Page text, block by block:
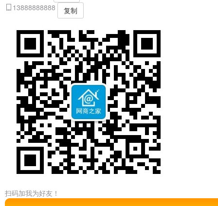
13888888888
复制
扫码加我为好友！